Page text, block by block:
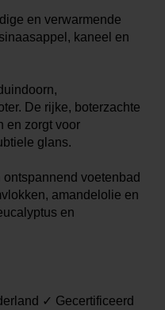
en verwarmende
kaneel en
De rijke, boterzachte
en zorgt voor
glans.
voetenbad
amandelolie en
en
✓ Gecertificeerd